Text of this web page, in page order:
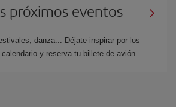
próximos eventos
danza... Déjate inspirar por los
y reserva tu billete de avión